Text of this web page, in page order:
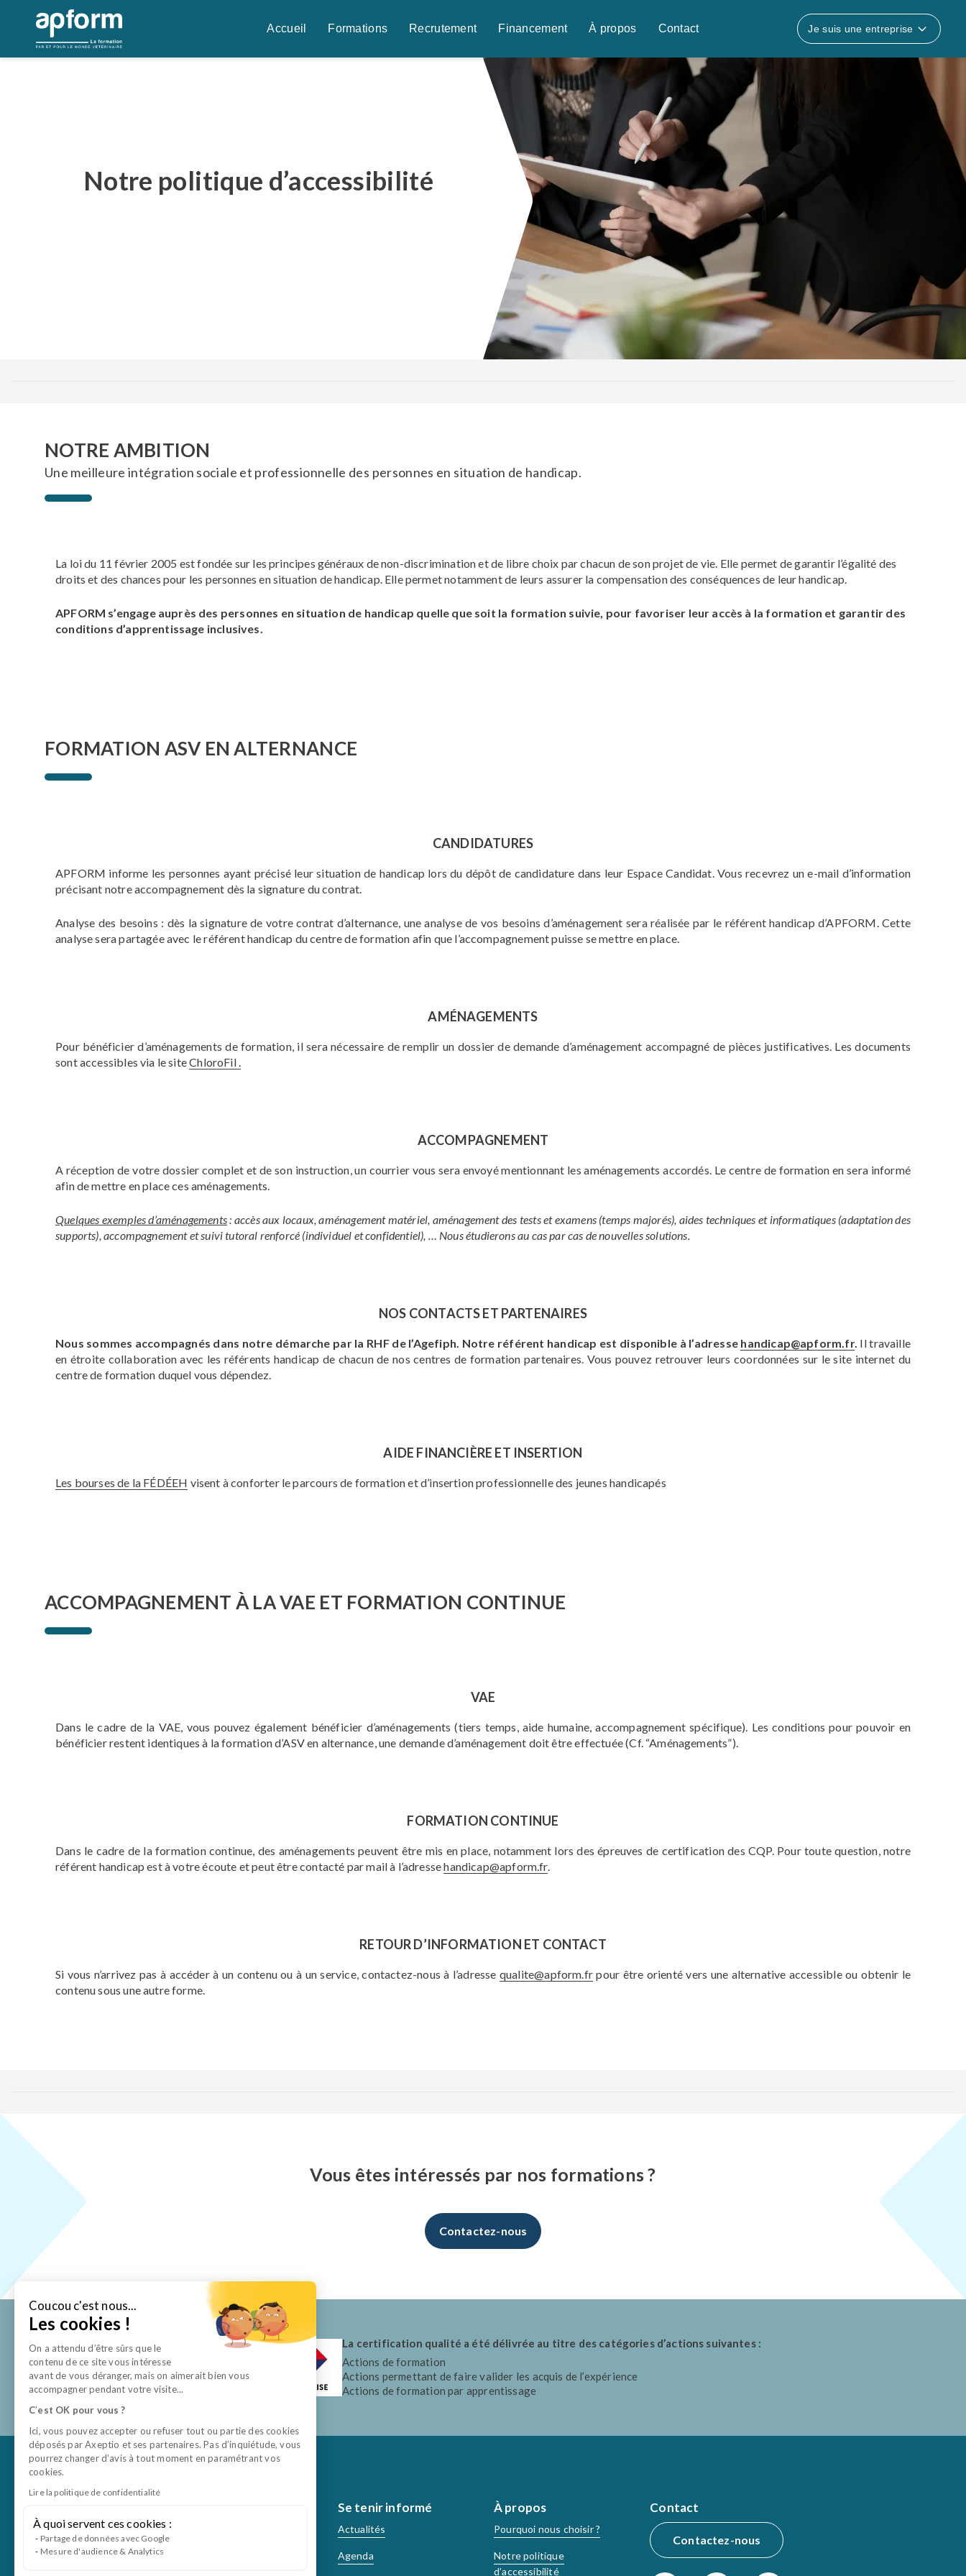
Coucou c'est nous...
Les cookies !
On a attendu d’être sûrs que le
contenu de ce site vous intéresse
avant de vous déranger, mais on aimerait bien vous
accompagner pendant votre visite...
C’est OK pour vous ?
Ici, vous pouvez accepter ou refuser tout ou partie des cookies
déposés par Axeptio et ses partenaires. Pas d’inquiétude, vous
pourrez changer d’avis à tout moment en paramétrant vos
cookies.
Lire la politique de confidentialité
À quoi servent ces cookies :
Partage de données avec Google
Mesure d'audience & Analytics
contenu
Accueil Formations Recrutement Financement À propos Contact Je suis une entreprise
Notre politique d’accessibilité
NOTRE AMBITION
Une meilleure intégration sociale et professionnelle des personnes en situation de handicap.
La loi du 11 février 2005 est fondée sur les principes généraux de non-discrimination et de libre choix par chacun de son projet de vie. Elle permet de garantir l’égalité des
droits et des chances pour les personnes en situation de handicap. Elle permet notamment de leurs assurer la compensation des conséquences de leur handicap.
APFORM s’engage auprès des personnes en situation de handicap quelle que soit la formation suivie, pour favoriser leur accès à la formation et garantir des
conditions d’apprentissage inclusives.
FORMATION ASV EN ALTERNANCE
CANDIDATURES
APFORM informe les personnes ayant précisé leur situation de handicap lors du dépôt de candidature dans leur Espace Candidat. Vous recevrez un e-mail d’information
précisant notre accompagnement dès la signature du contrat.
Analyse des besoins : dès la signature de votre contrat d’alternance, une analyse de vos besoins d’aménagement sera réalisée par le référent handicap d’APFORM. Cette
analyse sera partagée avec le référent handicap du centre de formation afin que l’accompagnement puisse se mettre en place.
AMÉNAGEMENTS
Pour bénéficier d’aménagements de formation, il sera nécessaire de remplir un dossier de demande d’aménagement accompagné de pièces justificatives. Les documents
sont accessibles via le siteChloroFil .
ACCOMPAGNEMENT
A réception de votre dossier complet et de son instruction, un courrier vous sera envoyé mentionnant les aménagements accordés. Le centre de formation en sera informé
afin de mettre en place ces aménagements.
Quelques exemples d’aménagements: accès aux locaux, aménagement matériel, aménagement des tests et examens (temps majorés), aides techniques et informatiques (adaptation des
supports), accompagnement et suivi tutoral renforcé (individuel et confidentiel), … Nous étudierons au cas par cas de nouvelles solutions.
NOS CONTACTS ET PARTENAIRES
Nous sommes accompagnés dans notre démarche par la RHF de l’Agefiph. Notre référent handicap est disponible à l’adresse handicap@apform.fr. Il travaille
en étroite collaboration avec les référents handicap de chacun de nos centres de formation partenaires. Vous pouvez retrouver leurs coordonnées sur le site internet du
centre de formation duquel vous dépendez.
AIDE FINANCIÈRE ET INSERTION
Les bourses de la FÉDÉEH visent à conforter le parcours de formation et d’insertion professionnelle des jeunes handicapés
ACCOMPAGNEMENT À LA VAE ET FORMATION CONTINUE
VAE
Dans le cadre de la VAE, vous pouvez également bénéficier d’aménagements (tiers temps, aide humaine, accompagnement spécifique). Les conditions pour pouvoir en
bénéficier restent identiques à la formation d’ASV en alternance, une demande d’aménagement doit être effectuée (Cf. “Aménagements”).
FORMATION CONTINUE
Dans le cadre de la formation continue, des aménagements peuvent être mis en place, notamment lors des épreuves de certification des CQP. Pour toute question, notre
référent handicap est à votre écoute et peut être contacté par mail à l’adressehandicap@apform.fr.
RETOUR D’INFORMATION ET CONTACT
Si vous n’arrivez pas à accéder à un contenu ou à un service, contactez-nous à l’adresse qualite@apform.fr pour être orienté vers une alternative accessible ou obtenir le
contenu sous une autre forme.
Vous êtes intéressés par nos formations ?
Contactez-nous
La certification qualité a été délivrée au titre des catégories d’actions suivantes :
Actions de formation
Actions permettant de faire valider les acquis de l’expérience
Actions de formation par apprentissage
Se tenir informé
Actualités
Agenda
À propos
Pourquoi nous choisir ?
Notre politique
d’accessibilité
Contact
Contactez-nous